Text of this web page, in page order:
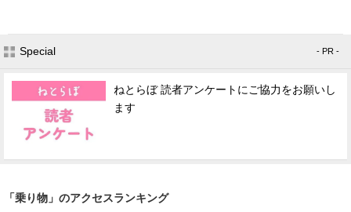
Special - PR -
ねとらぼ 読者アンケートにご協力をお願いし
ます
「乗り物」のアクセスランキング